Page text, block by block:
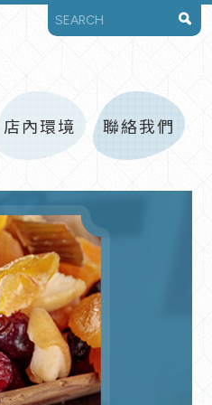
店內環境 聯絡我們